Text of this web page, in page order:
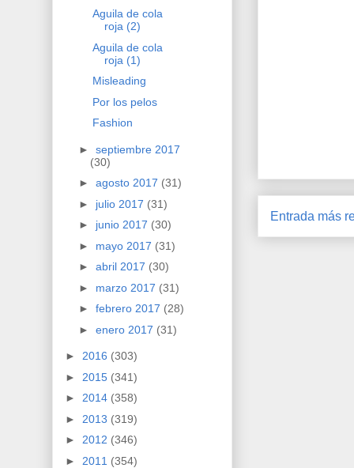
Entrada más
Aguila de cola
roja (2)
Aguila de cola
roja (1)
Misleading
Por los pelos
Fashion
► septiembre 2017
(30)
► agosto 2017 (31)
► julio 2017 (31)
► junio 2017 (30)
► mayo 2017 (31)
► abril 2017 (30)
► marzo 2017 (31)
► febrero 2017 (28)
► enero 2017 (31)
► 2016 (303)
► 2015 (341)
► 2014 (358)
► 2013 (319)
► 2012 (346)
► 2011 (354)